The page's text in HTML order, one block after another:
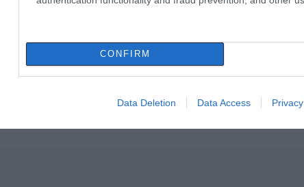
CONFIRM
Data Deletion Data Access
της Λίμνης» η θάλασσα φτάνει πάντα στην
να γίνει εμπειρία γεύσης.
να χρειάζεται χώρο στην πιατέλα, αλλά βρίσκει
από ένα τραπέζι γεμάτο φίλους, κρασί και